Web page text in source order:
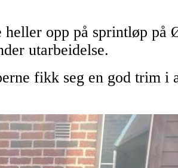
opp på sprintløp på
utarbeidelse.
fikk seg en god trim i